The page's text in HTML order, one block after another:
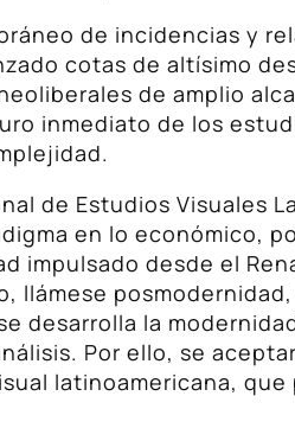
de incidencias y
cotas de altísimo
de amplio
inmediato de los
de Estudios Visuales
en lo económico,
impulsado desde el
llámese
desarrolla la
Por ello, se
latinoamericana,